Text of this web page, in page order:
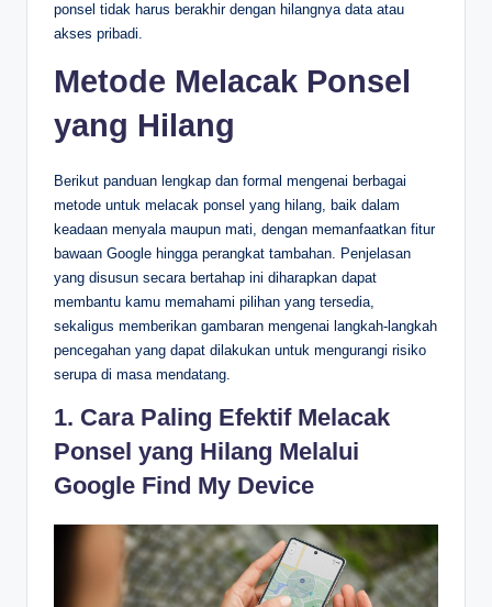
ponsel tidak harus berakhir dengan hilangnya data atau
akses pribadi.
Metode Melacak Ponsel
yang Hilang
Berikut panduan lengkap dan formal mengenai berbagai
metode untuk melacak ponsel yang hilang, baik dalam
keadaan menyala maupun mati, dengan memanfaatkan fitur
bawaan Google hingga perangkat tambahan. Penjelasan
yang disusun secara bertahap ini diharapkan dapat
membantu kamu memahami pilihan yang tersedia,
sekaligus memberikan gambaran mengenai langkah-langkah
pencegahan yang dapat dilakukan untuk mengurangi risiko
serupa di masa mendatang.
1. Cara Paling Efektif Melacak
Ponsel yang Hilang Melalui
Google Find My Device